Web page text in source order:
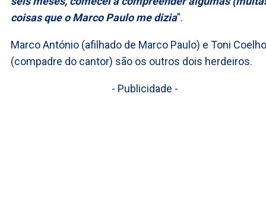
coisas que o Marco Paulo me dizia”.
Marco António (afilhado de Marco Paulo) e Toni Coelho
(compadre do cantor) são os outros dois herdeiros.
- Publicidade -